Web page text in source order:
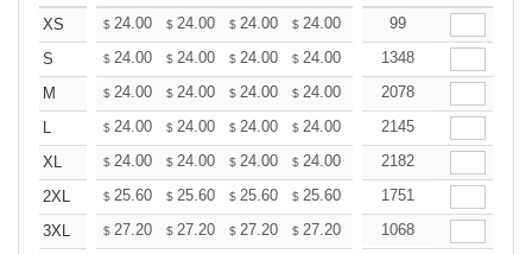
XS $ 24.00 $ 24.00 $ 24.00 $ 24.00 24.00
99
S
$ 24.00 $ 24.00 $ 24.00 $ 24.00 24.00
1348
M
$ 24.00 $ 24.00 $ 24.00 $ 24.00 24.00
2078
L
$ 24.00 $ 24.00 $ 24.00 $ 24.00 24.00
2145
XL
$ 24.00 $ 24.00 $ 24.00 $ 24.00 24.00
2182
2XL
$ 25.60 $ 25.60 $ 25.60 $ 25.60 25.60
1751
3XL
$ 27.20 $ 27.20 $ 27.20 $ 27.20 27.20
1068